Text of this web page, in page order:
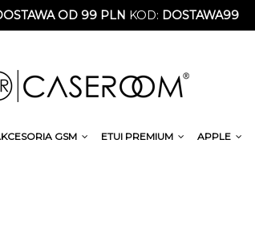
OD 99 PLN KOD: DOSTAWA99
GSM ETUI PREMIUM APPLE